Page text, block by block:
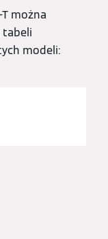
można
tabeli
modeli: